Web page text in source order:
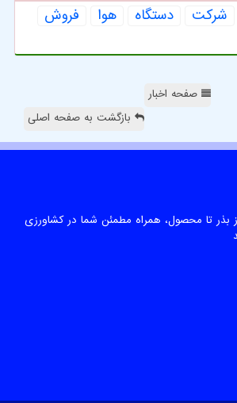
شركت دستگاه هوا
فروش
صفحه اخبار
بازگشت به صفحه اصلی
بذر تا محصول، همراه مطمئن شما در کشاورزی